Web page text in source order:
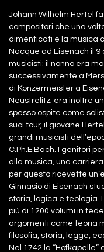
Johann Wilhelm Hertel
compositori che una
dimenticati e la musica
Nacque ad Eisenach il
musicisti: il nonno era
successivamente a
di Konzermeister a
Neustrelitz; era inoltre
spesso ospite come
suoi tour, il giovane
grandi musicisti
C.Ph.E.Bach. I genitori
alla musica, una
per questo ricevette
Ginnasio di Eisenach
storia, logica e teologia.
più di 1200 volumi in
argomenti come teoria
filosofia, storia, legge,
Nel 1742 la “Hofkapelle”